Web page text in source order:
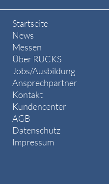
Startseite
News
Messen
Über RUCKS
Jobs/Ausbildung
Ansprechpartner
Kontakt
Kundencenter
AGB
Datenschutz
Impressum